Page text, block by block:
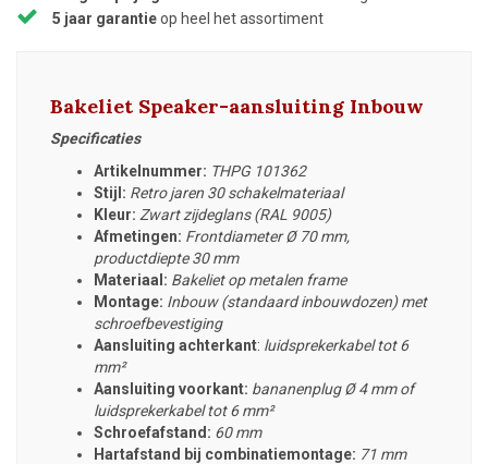
5 jaar garantieop heel het assortiment
Bakeliet Speaker-aansluiting Inbouw
Specificaties
Artikelnummer: THPG 101362
Stijl: Retro jaren 30 schakelmateriaal
Kleur: Zwart zijdeglans (RAL 9005)
Afmetingen: Frontdiameter Ø 70 mm,
productdiepte 30 mm
Materiaal: Bakeliet op metalen frame
Montage: Inbouw (standaard inbouwdozen) met
schroefbevestiging
Aansluiting achterkant: luidsprekerkabel tot 6
mm²
Aansluiting voorkant: bananenplug Ø 4 mm of
luidsprekerkabel tot 6 mm²
Schroefafstand: 60 mm
Hartafstand bij combinatiemontage: 71 mm